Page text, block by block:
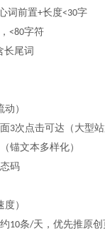
词前置+长度<30字
<80字符
长尾词
）
3次点击可达（大型
锚文本多样化）
码
）
10条/天，优先推原创